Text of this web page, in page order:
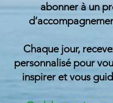
abonner à un
Chaque jour,
personnalisé pour
inspirer et vous